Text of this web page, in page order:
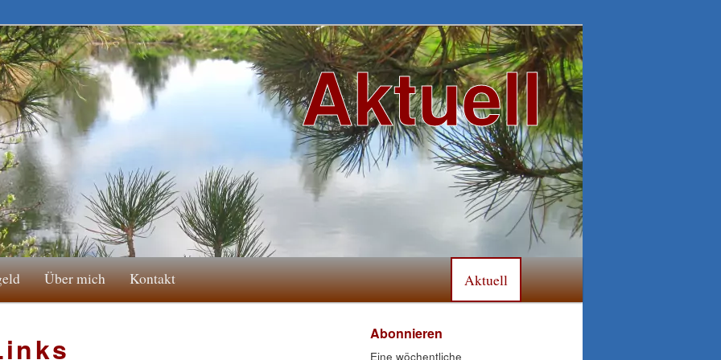
Aktuell
Über mich Kontakt Aktuell
Abonnieren
Eine wöchentliche